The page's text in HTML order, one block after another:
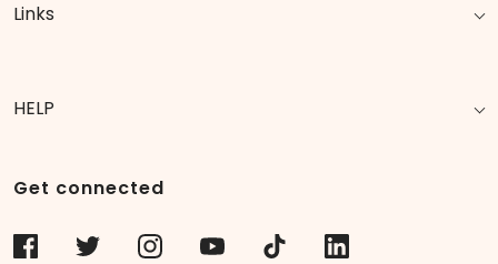
Links
HELP
Get connected